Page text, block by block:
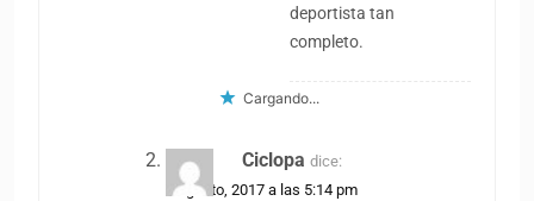
deportista tan
completo.
Cargando...
Ciclopa dice:
9 agosto, 2017 a las 5:14 pm